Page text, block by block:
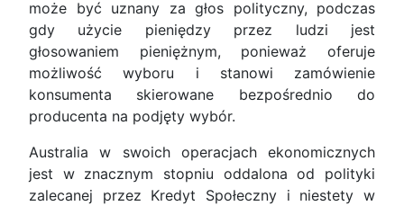
może być uznany za głos polityczny, podczas
gdy użycie pieniędzy przez ludzi jest
głosowaniem pieniężnym, ponieważ oferuje
możliwość wyboru i stanowi zamówienie
konsumenta skierowane bezpośrednio do
producenta na podjęty wybór.
Australia w swoich operacjach ekonomicznych
jest w znacznym stopniu oddalona od polityki
zalecanej przez Kredyt Społeczny i niestety w